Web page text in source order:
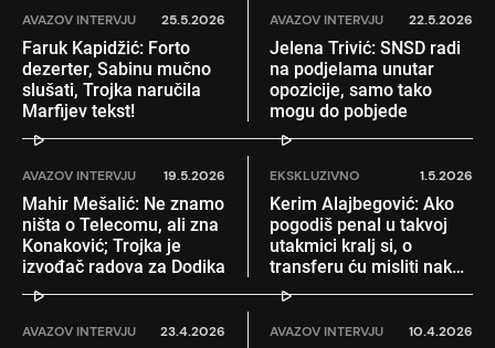
AVAZOV INTERVJU 25.5.2026
Faruk Kapidžić: Forto
dezerter, Sabinu mučno
slušati, Trojka naručila
Marfijev tekst!
AVAZOV INTERVJU 22.5.2026
Jelena Trivić: SNSD radi
na podjelama unutar
opozicije, samo tako
mogu do pobjede
AVAZOV INTERVJU 19.5.2026
Mahir Mešalić: Ne znamo
ništa o Telecomu, ali zna
Konaković; Trojka je
izvođač radova za Dodika
EKSKLUZIVNO 1.5.2026
Kerim Alajbegović: Ako
pogodiš penal u takvoj
utakmici kralj si, o
transferu ću misliti nakon
SP
AVAZOV INTERVJU 23.4.2026 AVAZOV INTERVJU 10.4.2026